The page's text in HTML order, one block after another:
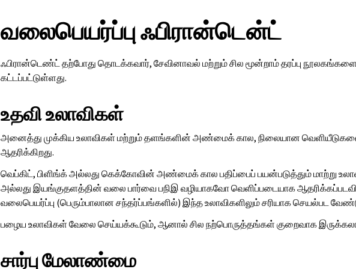
வலைபெயர்ப்பு ஃபிரான்டென்ட்
ஃபிரான்டெண்ட் தற்போது தொடக்கவார், சேவினாவல் மற்றும் சில மூன்றாம் தரப்பு
கட்டப்பட்டுள்ளது.
உதவி உலாவிகள்
அனைத்து முக்கிய உலாவிகள் மற்றும் தளங்களின் அண்மைக் கால, நிலையான
ஆதரிக்கிறது.
வெப்கிட், பிளிங்க் அல்லது கெக்கோவின் அண்மைக் கால பதிப்பைப் பயன்படுத்தும் மாற்று
அல்லது இயங்குதளத்தின் வலை பார்வை பநிஇ வழியாகவோ வெளிப்படையாக
வலைபெயர்ப்பு (பெரும்பாலான சந்தர்ப்பங்களில்) இந்த உலாவிகளிலும் சரியாக செயல்பட
பழைய உலாவிகள் வேலை செய்யக்கூடும், ஆனால் சில நற்பொருத்தங்கள் குறைவாக
சார்பு மேலாண்மை